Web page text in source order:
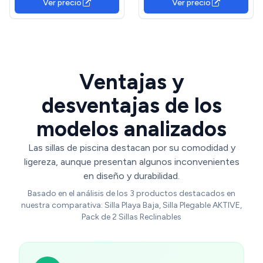
topes antivuelco, Plegables
con asa de Transporte
Ver precio
Posiciones. Textilene
(Elegance)
Ver precio
Ventajas y
desventajas de los
modelos analizados
Las sillas de piscina destacan por su comodidad y
ligereza, aunque presentan algunos inconvenientes
en diseño y durabilidad.
Basado en el análisis de los 3 productos destacados en
nuestra comparativa: Silla Playa Baja, Silla Plegable AKTIVE,
Pack de 2 Sillas Reclinables